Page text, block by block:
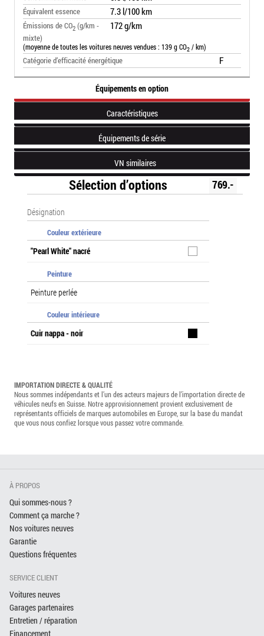
Équipements en option
Caractéristiques
Équipements de série
VN similaires
Sélection d’options 769.-
Désignation
Couleur extérieure
"Pearl White" nacré
Peinture
Peinture perlée
Couleur intérieure
Cuir nappa - noir
Équivalent essence 7.3 l/100 km
Émissions de CO2 (g/km -
mixte)
172 g/km
(moyenne de toutes les voitures neuves vendues : 139 g CO2 / km)
Catégorie d’efficacité énergétique F
IMPORTATION DIRECTE & QUALITÉ
Nous sommes indépendants et l’un des acteurs majeurs de l’importation directe de
véhicules neufs en Suisse. Notre approvisionnement provient exclusivement de
représentants officiels de marques automobiles en Europe, sur la base du mandat
que vous nous confiez lorsque vous passez votre commande.
À PROPOS
Qui sommes-nous ?
Comment ça marche ?
Nos voitures neuves
Garantie
Questions fréquentes
SERVICE CLIENT
Voitures neuves
Garages partenaires
Entretien / réparation
Financement